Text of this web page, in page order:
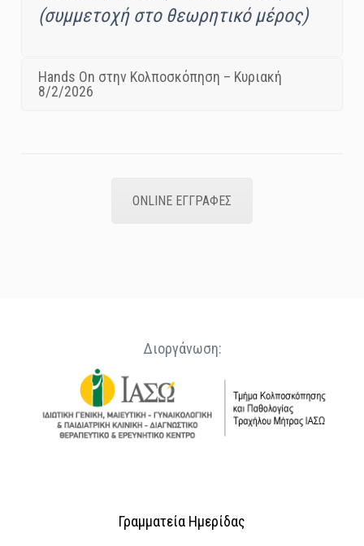
(συμμετοχή στο θεωρητικό μέρος)
Hands On στην Κολποσκόπηση – Κυριακή
8/2/2026
ONLINE ΕΓΓΡΑΦΕΣ
Διοργάνωση:
Γραμματεία Ημερίδας